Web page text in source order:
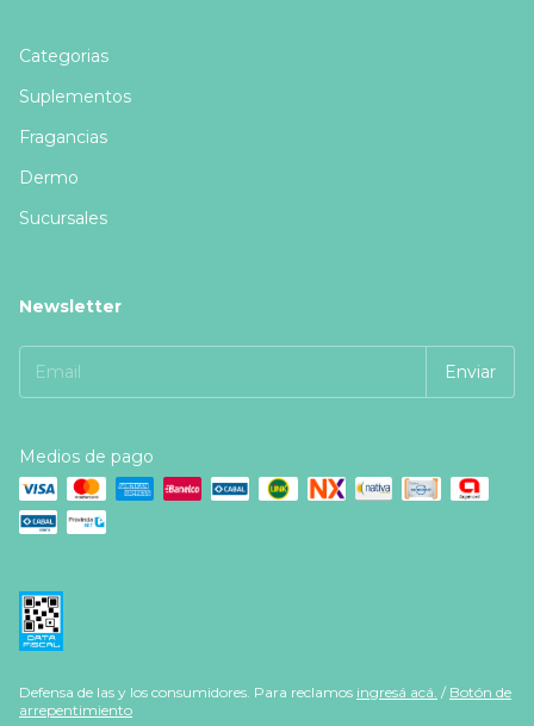
Categorias
Suplementos
Fragancias
Dermo
Sucursales
Newsletter
Medios de pago
Defensa de las y los consumidores. Para reclamos ingresá acá. / Botón de
arrepentimiento